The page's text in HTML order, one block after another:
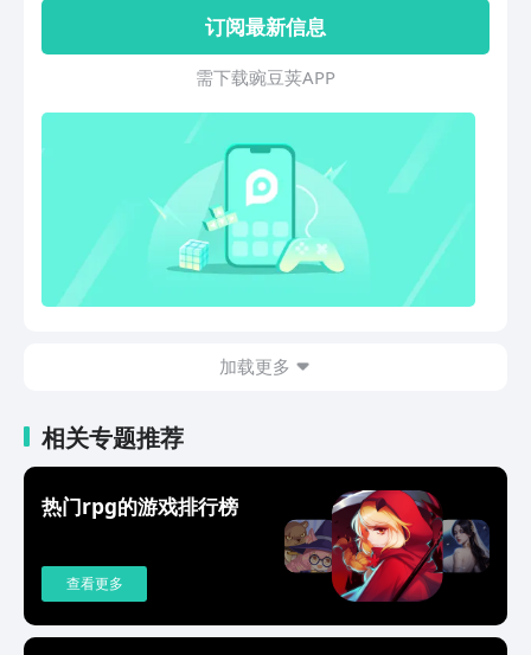
订阅最新信息
需 下 载 豌 豆 荚 A P P
加载更多
相关专题推荐
热门rpg的游戏排行榜
查看更多